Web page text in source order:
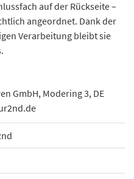
auf der Rückseite –
angeordnet. Dank der
Verarbeitung bleibt sie
GmbH, Modering 3, DE